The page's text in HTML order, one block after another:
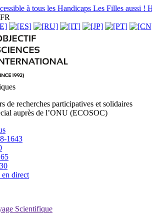
à tous les Handicaps Les Filles aussi !
de recherches participatives et solidaires
auprès de l’ONU (ECOSOC)
1643
en direct
Scientifique